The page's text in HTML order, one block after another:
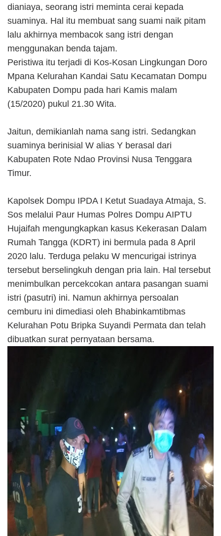
dianiaya, seorang istri meminta cerai kepada
suaminya. Hal itu membuat sang suami naik pitam
lalu akhirnya membacok sang istri dengan
menggunakan benda tajam.
Peristiwa itu terjadi di Kos-Kosan Lingkungan Doro
Mpana Kelurahan Kandai Satu Kecamatan Dompu
Kabupaten Dompu pada hari Kamis malam
(15/2020) pukul 21.30 Wita.
Jaitun, demikianlah nama sang istri. Sedangkan
suaminya berinisial W alias Y berasal dari
Kabupaten Rote Ndao Provinsi Nusa Tenggara
Timur.
Kapolsek Dompu IPDA I Ketut Suadaya Atmaja, S.
Sos melalui Paur Humas Polres Dompu AIPTU
Hujaifah mengungkapkan kasus Kekerasan Dalam
Rumah Tangga (KDRT) ini bermula pada 8 April
2020 lalu. Terduga pelaku W mencurigai istrinya
tersebut berselingkuh dengan pria lain. Hal tersebut
menimbulkan percekcokan antara pasangan suami
istri (pasutri) ini. Namun akhirnya persoalan
cemburu ini dimediasi oleh Bhabinkamtibmas
Kelurahan Potu Bripka Suyandi Permata dan telah
dibuatkan surat pernyataan bersama.